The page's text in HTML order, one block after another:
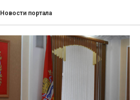
Новости портала